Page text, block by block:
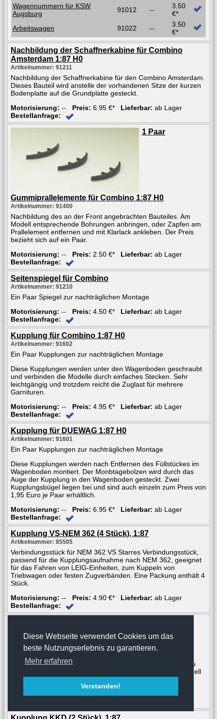
Diese Webseite verwendet Cookies um das
beste Nutzungserlebnis zu garantieren.
Mehr erfahren
Verstanden!
Wagennummern für KSW
Augsburg
91012 --
3.50
€*
Arbeitswagen
91022 --
3.50
€*
Nachbildung der Schaffnerkabine für Combino
Amsterdam 1:87 H0
Artikelnummer: 91211
Nachbildung der Schaffnerkabine für den Combino Amsterdam.
Dieses Bauteil wird anstelle der vorhandenen Sitze der kurzen
Bodenplatte auf die Grundplatte gesteckt.
Motorisierung: -- Preis: 6.95 €* Lieferbar: ab Lager
Bestellanfrage:
1 Paar
Gummiprallelemente für Combino 1:87 H0
Artikelnummer: 91400
Nachbildung des an der Front angebrachten Bauteiles. Am
Modell entsprechende Bohrungen anbringen, oder Zapfen am
Prallelement entfernen und mit Klarlack ankleben. Der Preis
bezieht sich auf ein Paar.
Motorisierung: -- Preis: 2.50 €* Lieferbar: ab Lager
Bestellanfrage:
Seitenspiegel für Combino
Artikelnummer: 91210
Ein Paar Spiegel zur nachträglichen Montage
Motorisierung: -- Preis: 4.50 €* Lieferbar: ab Lager
Bestellanfrage:
Kupplung für Combino 1:87 H0
Artikelnummer: 91602
Ein Paar Kupplungen zur nachträglichen Montage
Diese Kupplungen werden unter den Wagenboden geschraubt
und verbinden die Modelle durch einfaches Stecken. Sehr
leichtgängig und trotzdem reicht die Zuglast für mehrere
Garnituren.
Motorisierung: -- Preis: 4.95 €* Lieferbar: ab Lager
Bestellanfrage:
Kupplung für DUEWAG 1:87 H0
Artikelnummer: 91601
Ein Paar Kupplungen zur nachträglichen Montage
Diese Kupplungen werden nach Entfernen des Füllstückes im
Wagenboden montiert. Der Monbtagebolzen wird durch das
Auge der Kupplung in den Wagenboden gesteckt. Zwei
Kupplungsbügel liegen bei und sind auch einzeln zum Preis von
1,95 Euro je Paar erhältlich.
Motorisierung: -- Preis: 6.95 €* Lieferbar: ab Lager
Bestellanfrage:
Kupplung VS-NEM 362 (4 Stück), 1:87
Artikelnummer: 85505
Verbindungsstück für NEM 362 VS Starres Verbindungsstück,
passend für die Kupplungsaufnahme nach NEM 362, geeignet
für das Fahren von LEIG-Einheiten, zum Kuppeln von
Triebwagen oder festen Zugverbänden. Eine Packung enthält 4
Stück.
Motorisierung: -- Preis: 4.90 €* Lieferbar: ab Lager
Bestellanfrage:
Spezial Kurzkupplungsdeichsel SKD Unsere
Spezialkurzkupplungsdeichsel eignet sich besonders zum
Einbau in 2- und 3-achsige Wagen mit relativ kleinen
Einbaumaßen. Besonders geeignet ist die SKD beim Umbau
von Güterwagen. Beim Einbau unserer SKD müssen eventuell
am Modell veränderungen vorgenommen werden.
Motorisierung:-- Preis:5.50 €* Lieferbar:ab Lager